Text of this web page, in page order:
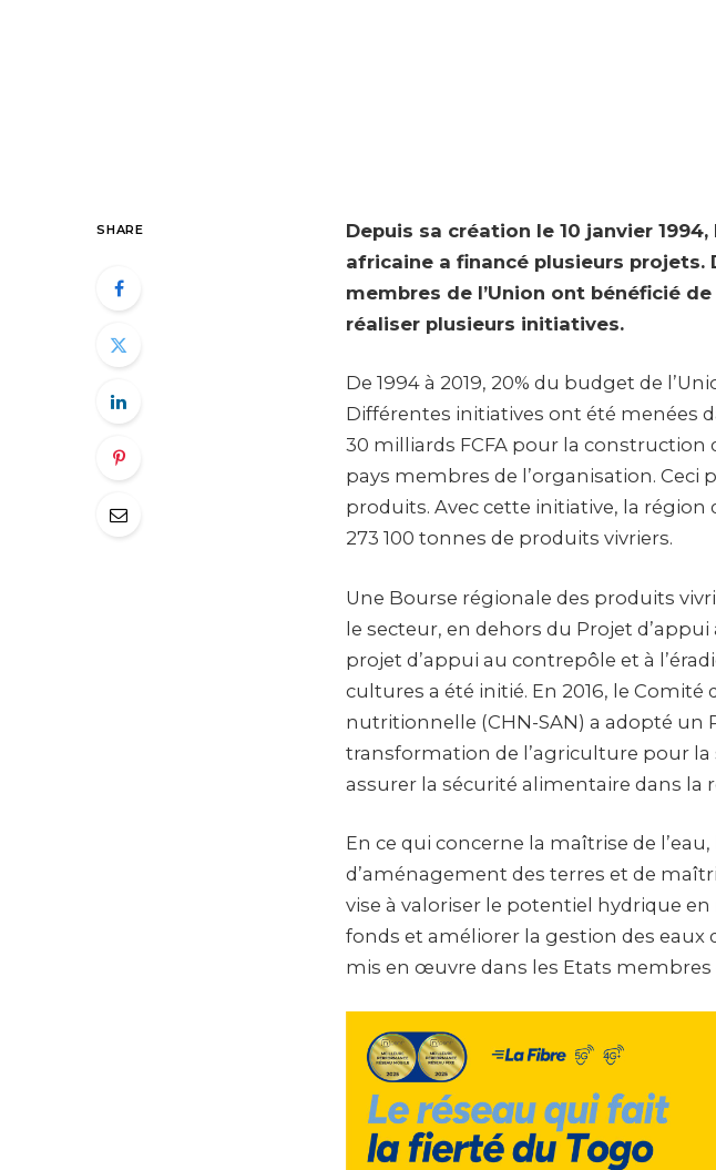
SHARE
Depuis sa création le 10 janvier
africaine a financé plusieurs projets.
membres de l’Union ont bénéficié
réaliser plusieurs initiatives.
De 1994 à 2019, 20% du budget de
Différentes initiatives ont été menées
30 milliards FCFA pour la construction
pays membres de l’organisation. Ceci
produits. Avec cette initiative, la région
273 100 tonnes de produits vivriers.
Une Bourse régionale des produits
le secteur, en dehors du Projet
projet d’appui au contrepôle et à
cultures a été initié. En 2016, le
nutritionnelle (CHN-SAN) a adopté
transformation de l’agriculture pour
assurer la sécurité alimentaire dans la
En ce qui concerne la maîtrise de
d’aménagement des terres et de
vise à valoriser le potentiel hydrique
fonds et améliorer la gestion des eaux
mis en œuvre dans les Etats membres